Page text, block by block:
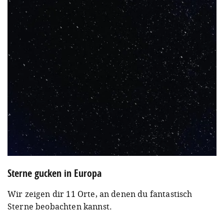
Sterne gucken in Europa
Wir zeigen dir 11 Orte, an denen du fantastisch
Sterne beobachten kannst.